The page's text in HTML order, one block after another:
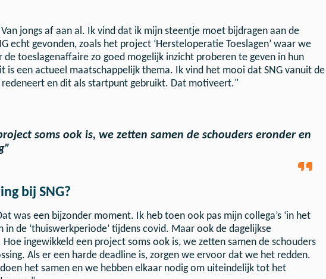
jongs af aan al. Ik vind dat ik mijn steentje moet bijdragen aan de
echt gevonden, zoals het project ‘Hersteloperatie Toeslagen’ waar we
de toeslagenaffaire zo goed mogelijk inzicht proberen te geven in hun
is een actueel maatschappelijk thema. Ik vind het mooi dat SNG vanuit de
en dit als startpunt gebruikt. Dat motiveert."
soms ook is, we zetten samen de schouders eronder en
bij SNG?
was een bijzonder moment. Ik heb toen ook pas mijn collega’s ‘in het
de ‘thuiswerkperiode’ tijdens covid. Maar ook de dagelijkse
ingewikkeld een project soms ook is, we zetten samen de schouders
Als er een harde deadline is, zorgen we ervoor dat we het redden.
het samen en we hebben elkaar nodig om uiteindelijk tot het